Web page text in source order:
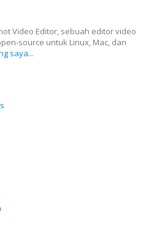
Video Editor, sebuah editor video
source untuk Linux, Mac, dan
saya...